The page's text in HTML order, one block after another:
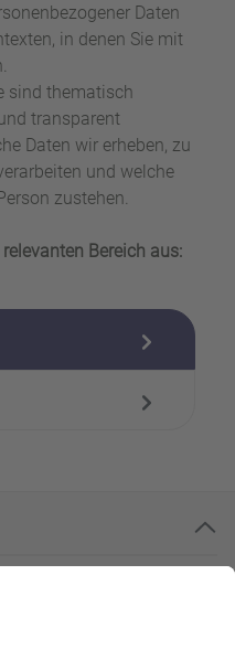
Daten
in denen Sie mit
sind thematisch
transparent
Daten wir erheben, zu
und welche
zustehen.
Bereich aus: